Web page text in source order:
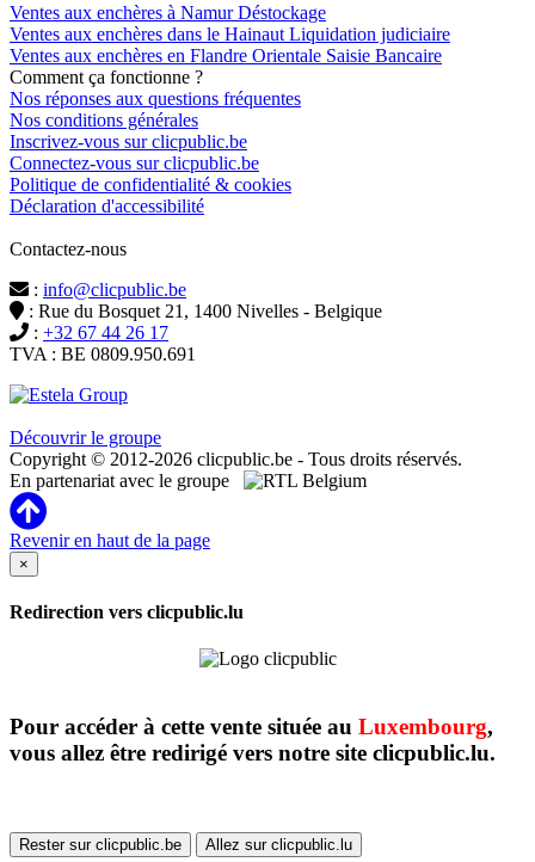
Ventes aux enchères à Namur Déstockage
Ventes aux enchères dans le Hainaut Liquidation judiciaire
Ventes aux enchères en Flandre Orientale Saisie Bancaire
Comment ça fonctionne ?
Nos réponses aux questions fréquentes
Nos conditions générales
Inscrivez-vous sur clicpublic.be
Connectez-vous sur clicpublic.be
Politique de confidentialité & cookies
Déclaration d'accessibilité
Contactez-nous
: info@clicpublic.be
: Rue du Bosquet 21, 1400 Nivelles - Belgique
: +32 67 44 26 17
TVA : BE 0809.950.691
Découvrir le groupe
Copyright © 2012-2026 clicpublic.be - Tous droits réservés.
En partenariat avec le groupe
Revenir en haut de la page
×
Redirection vers clicpublic.lu
Pour accéder à cette vente située au Luxembourg,
vous allez être redirigé vers notre site clicpublic.lu.
Rester sur clicpublic.be Allez sur clicpublic.lu